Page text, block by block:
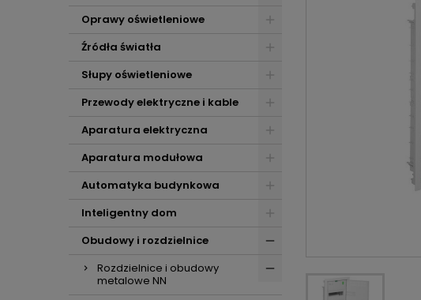
Oprawy oświetleniowe
Źródła światła
Słupy oświetleniowe
Przewody elektryczne i kable
Aparatura elektryczna
Aparatura modułowa
Automatyka budynkowa
Inteligentny dom
Obudowy i rozdzielnice
Rozdzielnice i obudowy
metalowe NN